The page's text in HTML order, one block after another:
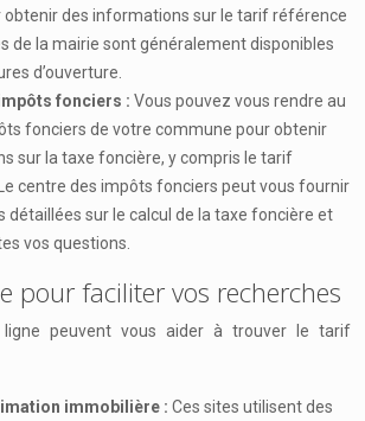
des informations sur le tarif référence
de la mairie sont généralement disponibles
d’ouverture.
fonciers : Vous pouvez vous rendre au
fonciers de votre commune pour obtenir
sur la taxe foncière, y compris le tarif
centre des impôts fonciers peut vous fournir
détaillées sur le calcul de la taxe foncière et
vos questions.
pour faciliter vos recherches
ligne peuvent vous aider à trouver le tarif
immobilière : Ces sites utilisent des